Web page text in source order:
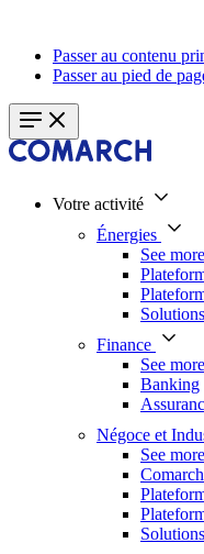
Passer au contenu
Passer au pied de
Votre activité
Énergies
See
Finance
See
Banking
Négoce et
See